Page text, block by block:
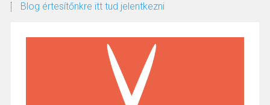
Blog értesítőnkre itt tud jelentkezni